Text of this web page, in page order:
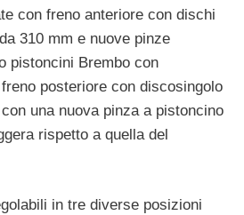
con freno anteriore con dischi
310 mm e nuove pinze
pistoncini Brembo con
posteriore con discosingolo
una nuova pinza a pistoncino
rispetto a quella del
in tre diverse posizioni